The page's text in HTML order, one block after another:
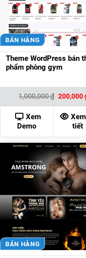
BÁN HÀNG
Theme WordPress bán
phẩm phòng gym
1,000,000₫ Giá
gốc
là:
200,000
Xem
Demo
tiết
BÁN HÀNG